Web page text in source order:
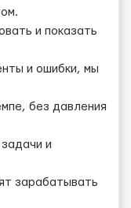
и показать
и ошибки, мы
без давления
и
зарабатывать